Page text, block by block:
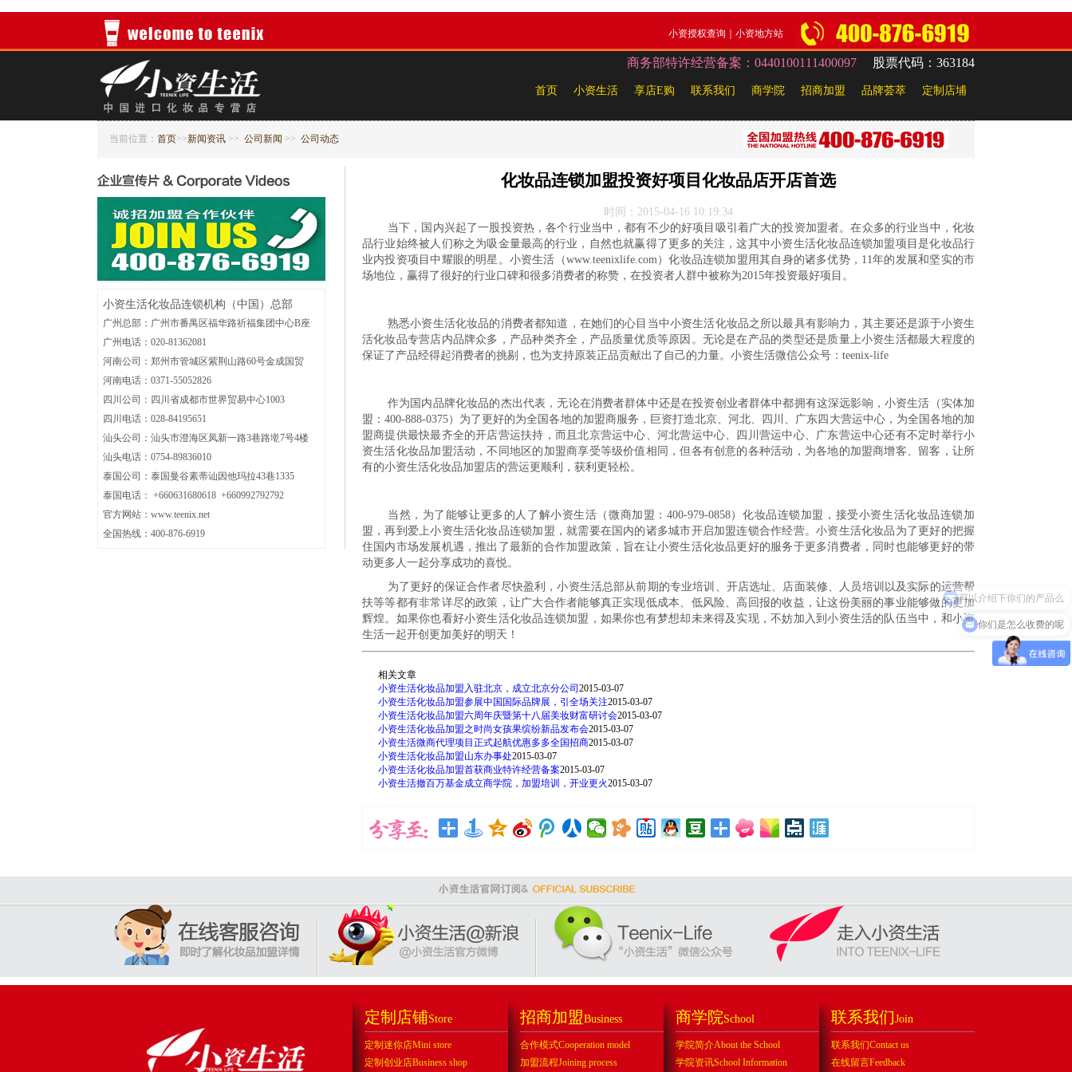
小资授权查询 小资地方站
商务部特许经营备案：0440100111400097 股票代码：363184
定制店埔
品牌荟萃
招商加盟
商学院
联系我们
享店E购
小资生活
首页
当前位置： 首页>>新闻资讯 >> 公司新闻 >> 公司动态
化妆品连锁加盟投资好项目化妆品店开店首选
时间：2015-04-16 10:19:34
当下，国内兴起了一股投资热，各个行业当中，都有不少的好项目吸引着广大的投资加盟者。在众多的行业当中，化妆
品行业始终被人们称之为吸金量最高的行业，自然也就赢得了更多的关注，这其中小资生活化妆品连锁加盟项目是化妆品行
业内投资项目中耀眼的明星。小资生活（www.teenixlife.com）化妆品连锁加盟用其自身的诸多优势，11年的发展和坚实的市
场地位，赢得了很好的行业口碑和很多消费者的称赞，在投资者人群中被称为2015年投资最好项目。
熟悉小资生活化妆品的消费者都知道，在她们的心目当中小资生活化妆品之所以最具有影响力，其主要还是源于小资生
活化妆品专营店内品牌众多，产品种类齐全，产品质量优质等原因。无论是在产品的类型还是质量上小资生活都最大程度的
保证了产品经得起消费者的挑剔，也为支持原装正品贡献出了自己的力量。小资生活微信公众号：teenix-life
作为国内品牌化妆品的杰出代表，无论在消费者群体中还是在投资创业者群体中都拥有这深远影响，小资生活（实体加
盟：400-888-0375）为了更好的为全国各地的加盟商服务，巨资打造北京、河北、四川、广东四大营运中心，为全国各地的加
盟商提供最快最齐全的开店营运扶持，而且北京营运中心、河北营运中心、四川营运中心、广东营运中心还有不定时举行小
资生活化妆品加盟活动，不同地区的加盟商享受等级价值相同，但各有创意的各种活动，为各地的加盟商增客、留客，让所
有的小资生活化妆品加盟店的营运更顺利，获利更轻松。
当然，为了能够让更多的人了解小资生活（微商加盟：400-979-0858）化妆品连锁加盟，接受小资生活化妆品连锁加
盟，再到爱上小资生活化妆品连锁加盟，就需要在国内的诸多城市开启加盟连锁合作经营。小资生活化妆品为了更好的把握
住国内市场发展机遇，推出了最新的合作加盟政策，旨在让小资生活化妆品更好的服务于更多消费者，同时也能够更好的带
动更多人一起分享成功的喜悦。
为了更好的保证合作者尽快盈利，小资生活总部从前期的专业培训、开店选址、店面装修、人员培训以及实际的运营帮
扶等等都有非常详尽的政策，让广大合作者能够真正实现低成本、低风险、高回报的收益，让这份美丽的事业能够做的更加
辉煌。如果你也看好小资生活化妆品连锁加盟，如果你也有梦想却未来得及实现，不妨加入到小资生活的队伍当中，和小资
生活一起开创更加美好的明天！
相关文章
小资生活化妆品加盟入驻北京，成立北京分公司 2015-03-07
小资生活化妆品加盟参展中国国际品牌展，引全场关注2015-03-07
小资生活化妆品加盟六周年庆暨第十八届美妆财富研讨会2015-03-07
小资生活化妆品加盟之时尚女孩果缤纷新品发布会2015-03-07
小资生活微商代理项目正式起航优惠多多全国招商2015-03-07
小资生活化妆品加盟山东办事处2015-03-07
小资生活化妆品加盟首获商业特许经营备案2015-03-07
小资生活撤百万基金成立商学院，加盟培训，开业更火2015-03-07
小资生活化妆品连锁机构（中国）总部
广州总部：广州市番禺区福华路祈福集团中心B座
广州电话：020-81362081
河南公司：郑州市管城区紫荆山路60号金成国贸
河南电话：0371-55052826
四川公司： 四川省成都市世界贸易中心1003
四川电话： 028-84195651
汕头公司：汕头市澄海区凤新一路3巷路墘7号4楼
汕头电话：0754-89836010
泰国公司：泰国曼谷素蒂讪因他玛拉43巷1335
泰国电话： +660631680618 +660992792792
官方网站：www.teenix.net
全国热线：400-876-6919
定制店铺Store
定制迷你店Mini store
定制创业店Business shop
招商加盟Business
合作模式Cooperation model
加盟流程Joining process
商学院School
学院简介About the School
学院资讯School Information
联系我们Join
联系我们Contact us
在线留言Feedback
可以介绍下你们的产品么
你们是怎么收费的呢